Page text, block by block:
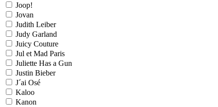
Joop!
Jovan
Judith Leiber
Judy Garland
Juicy Couture
Jul et Mad Paris
Juliette Has a Gun
Justin Bieber
J´ai Osé
Kaloo
Kanon